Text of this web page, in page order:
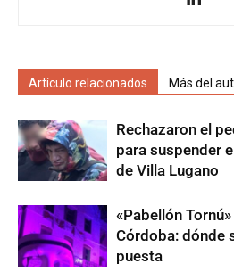
Artículo relacionados Más del
Rechazaron el
para suspender
de Villa Lugano
«Pabellón
Córdoba: dónde
puesta